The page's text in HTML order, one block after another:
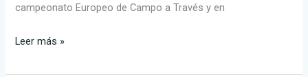
campeonato Europeo de Campo a Través y en
Leer más »